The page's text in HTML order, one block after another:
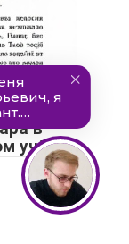
в
учётах